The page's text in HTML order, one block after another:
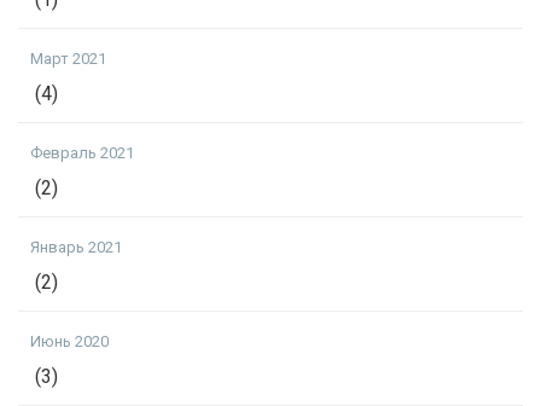
Март 2021
(4)
Февраль 2021
(2)
Январь 2021
(2)
Июнь 2020
(3)